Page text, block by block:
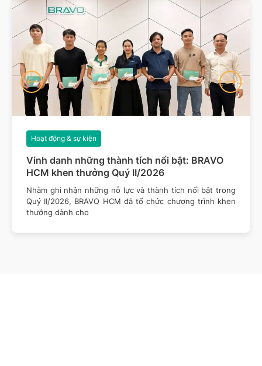
Vinh danh những thành tích nổi bật: BRAVO
HCM khen thưởng Quý II/2026
Hoạt động & sự kiện
Nhằm ghi nhận những nỗ lực và thành tích nổi bật trong
Quý II/2026, BRAVO HCM đã tổ chức chương trình khen
thưởng dành cho